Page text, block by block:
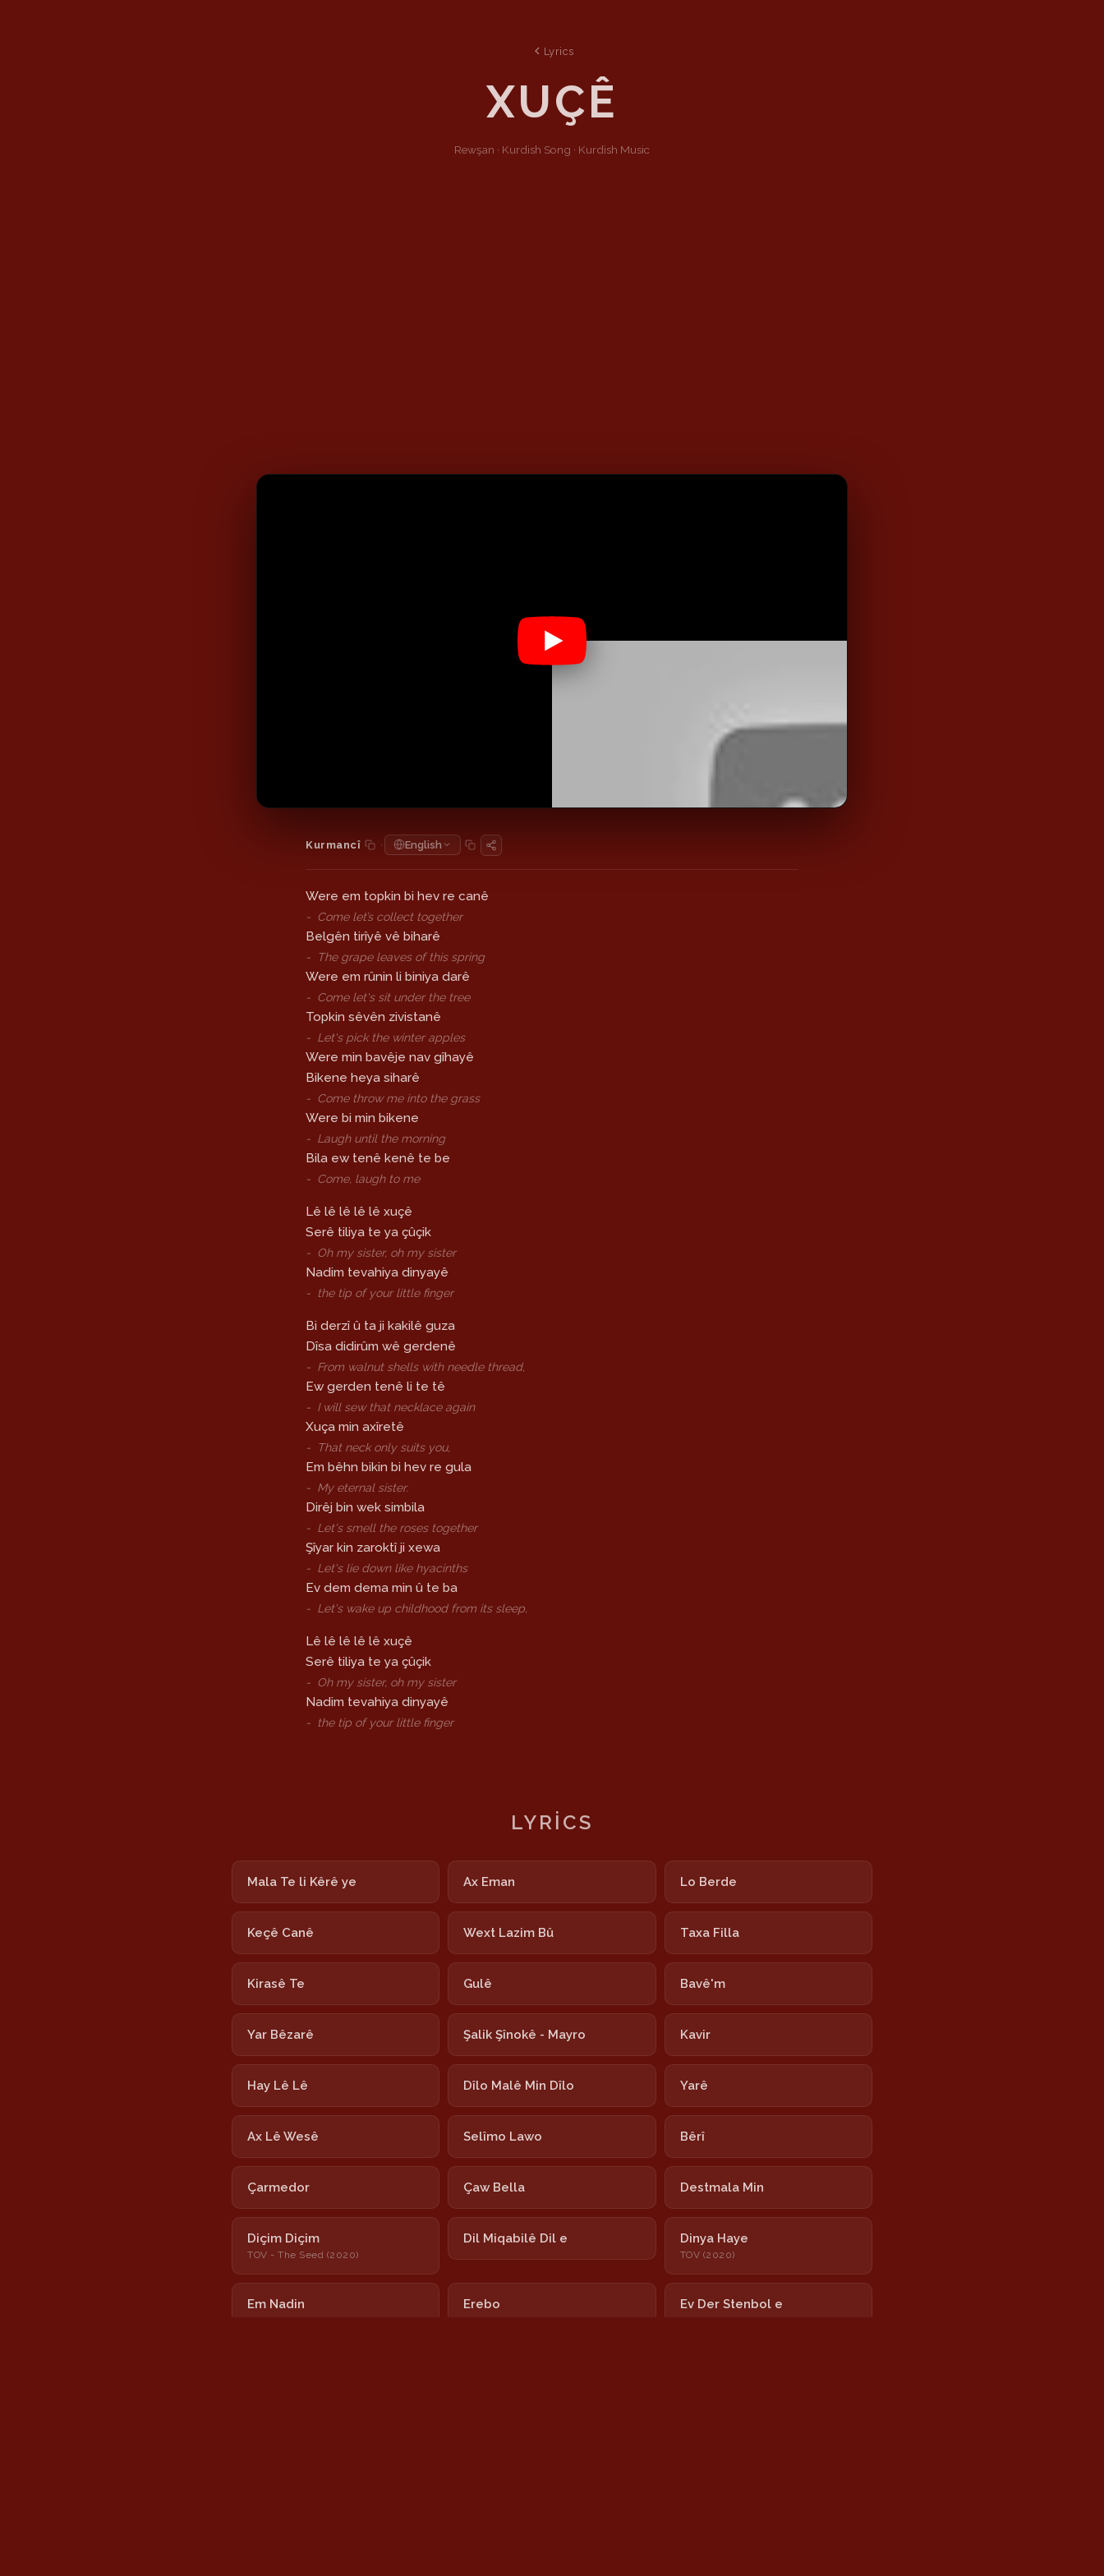
Lyrics
XUÇÊ
Rewşan · Kurdish Song · Kurdish Music
Kurmancî · English
Were em topkin bi hev re canê
- Come let’s collect together
Belgên tirîyê vê biharê
- The grape leaves of this spring
Were em rûnin li biniya darê
- Come let's sit under the tree
Topkin sêvên zivistanê
- Let's pick the winter apples
Were min bavêje nav gîhayê
Bikene heya siharê
- Come throw me into the grass
Were bi min bikene
- Laugh until the morning
Bila ew tenê kenê te be
- Come, laugh to me
Lê lê lê lê lê xuçê
Serê tiliya te ya çûçik
- Oh my sister, oh my sister
Nadim tevahiya dinyayê
- the tip of your little finger
Bi derzî û ta ji kakilê guza
Dîsa didirûm wê gerdenê
- From walnut shells with needle thread,
Ew gerden tenê li te tê
- I will sew that necklace again
Xuça min axîretê
- That neck only suits you,
Em bêhn bikin bi hev re gula
- My eternal sister.
Dirêj bin wek simbila
- Let's smell the roses together
Şîyar kin zaroktî ji xewa
- Let's lie down like hyacinths
Ev dem dema min û te ba
- Let's wake up childhood from its sleep,
Lê lê lê lê lê xuçê
Serê tiliya te ya çûçik
- Oh my sister, oh my sister
Nadim tevahiya dinyayê
- the tip of your little finger
LYRICS
Mala Te li Kêrê ye Ax Eman Lo Berde
Keçê Canê Wext Lazim Bû Taxa Filla
Kirasê Te Gulê Bavê'm
Yar Bêzarê Şalik Şînokê - Mayro Kavir
Hay Lê Lê Dîlo Malê Min Dîlo Yarê
Ax Lê Wesê Selîmo Lawo Bêrî
Çarmedor Çaw Bella Destmala Min
Diçim Diçim
TOV - The Seed (2020)
Dil Miqabilê Dil e Dinya Haye
TOV (2020)
Em Nadin Erebo Ev Der Stenbol e